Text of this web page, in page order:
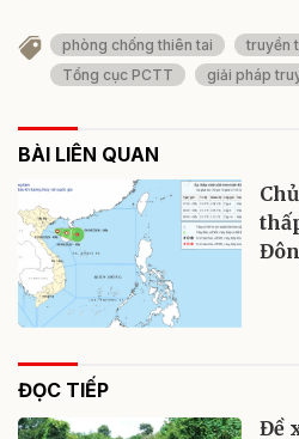
phòng chống thiên tai
truyền
Tổng cục PCTT
giải pháp
BÀI LIÊN QUAN
ĐỌC TIẾP
Đề